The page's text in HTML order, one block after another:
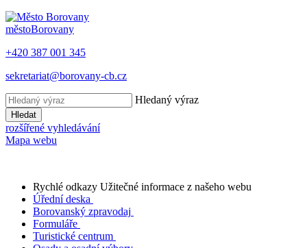
městoBorovany
+420 387 001 345
sekretariat@borovany-cb.cz
Hledaný výraz
Hledat
rozšířené vyhledávání
Mapa webu
Rychlé odkazy Užitečné informace z našeho webu
Úřední deska
Borovanský zpravodaj
Formuláře
Turistické centrum